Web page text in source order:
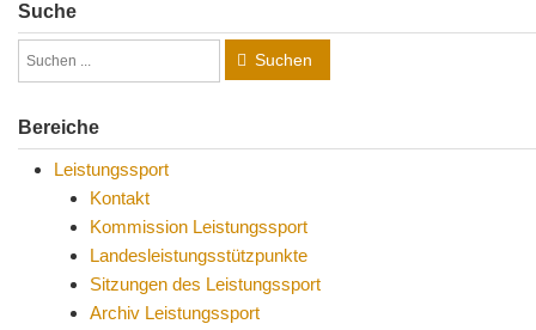
Suche
Suchen
Bereiche
Leistungssport
Kontakt
Kommission Leistungssport
Landesleistungsstützpunkte
Sitzungen des Leistungssport
Archiv Leistungssport